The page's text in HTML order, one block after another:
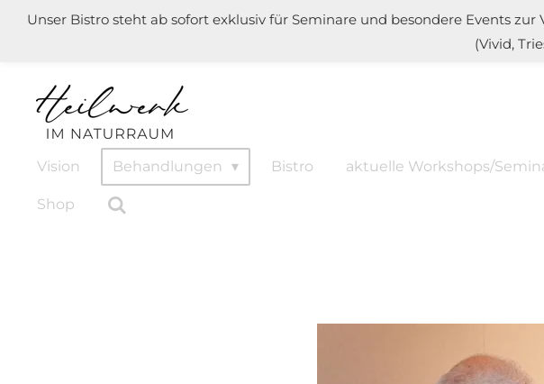
ZumUnser Bistro steht ab sofort exklusiv für Seminare und besondere Events
(Vivid,
Vision Behandlungen Bistro aktuelle Workshops/
Shop